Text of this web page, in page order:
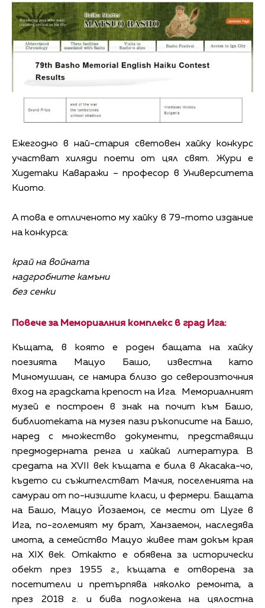
Ежегодно в най-стария световен хайку конкурс
участват хиляди поети от цял свят. Жури е
Хидетаки Каваражи – професор в Университета
Киото.
А това е отличеното му хайку в 79-тото издание
на конкурса:
край на войната
надгробните камъни
без сенки
Повече за Мемориалния комплекс в град Ига:
Къщата, в която е роден бащата на хайку
поезията Мацуо Башо, известна като
Миномушиан, се намира близо до североизточния
вход на градската крепост на Ига. Мемориалният
музей е построен в знак на почит към Башо,
библиотеката на музея пази ръкописите на Башо,
наред с множество документи, представящи
предмодерната ренга и хайкай литература. В
средата на XVII век къщата е била в Акасака-чо,
където си съжителстват Мачия, поселенията на
самураи от по-низшите класи, и фермери. Бащата
на Башо, Мацуо Йозаемон, се мести от Цуге в
Ига, по-големият му брат, Ханзаемон, наследява
имота, а семейство Мацуо живее там докъм края
на XIX век. Откакто е обявена за исторически
обект през 1955 г., къщата е отворена за
посетители и претърпява няколко ремонта, а
през 2018 г. и бива подложена на цялостна